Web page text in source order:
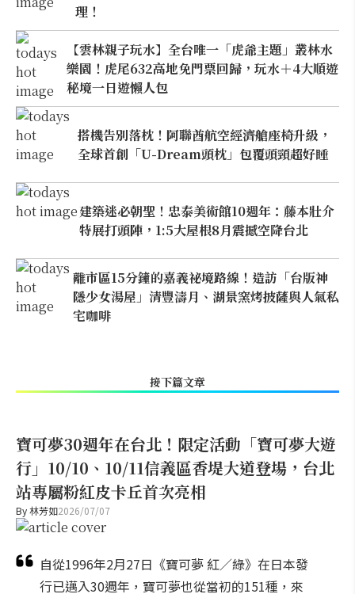
理！
【雲林親子玩水】全台唯一「虎爺主題」叢林水
樂園！虎尾632高地免門票回歸，玩水＋4大順遊
秘境一日遊懶人包
搭機告別落枕！阿聯酋航空經濟艙座椅升級，
全球首創「U-Dream頭枕」包覆頭頸超好睡
建築迷必朝聖！忠泰美術館10週年：藤本壯介
特展打頭陣，1:5大屋根8月震撼空降台北
離市區15分鐘的嘉義祕境路線！造訪「台版神
隱少女湯屋」清豐濤月、湖景窯烤披薩與人氣私
宅咖啡
接下篇文章
寶可夢30週年在台北！限定活動「寶可夢大遊
行」10/10、10/11信義區香堤大道登場，台北
站專屬粉紅皮卡丘首次亮相
By林芳如2026/07/07
自從1996年2月27日《寶可夢 紅／綠》在日本發
行已邁入30週年，寶可夢也從當初的151種，來